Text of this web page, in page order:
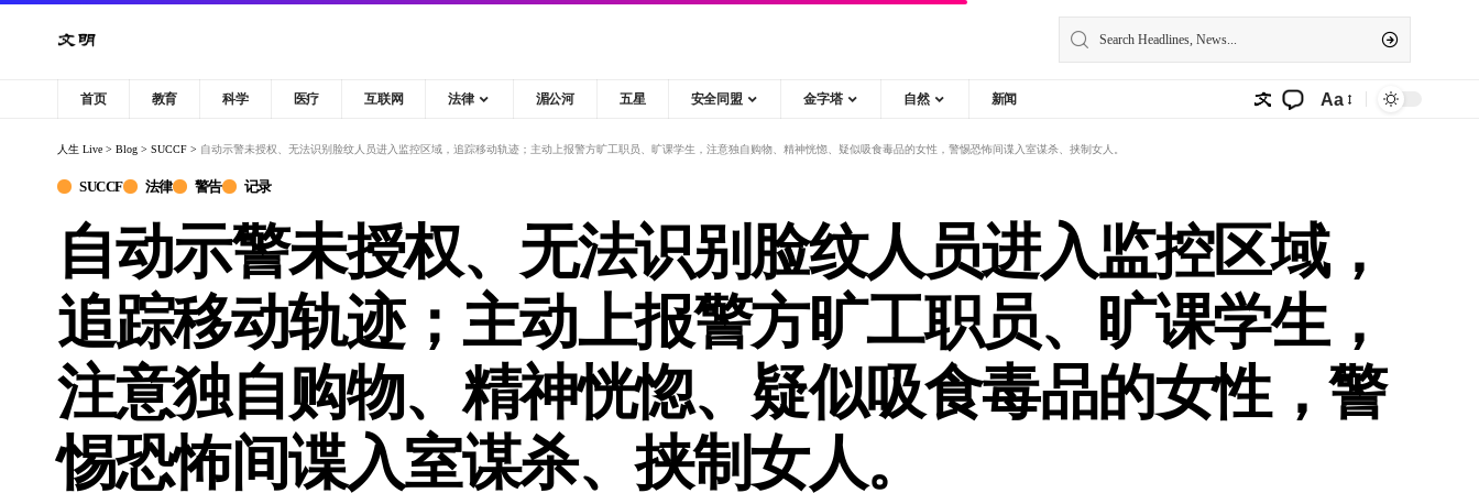
首页 教育 科学 医疗 互联网 法律 湄公河 五星 安全同盟 金字塔 自然 新闻 Aa
人生 Live > Blog > SUCCF > 自动示警未授权、无法识别脸纹人员进入监控区域，追踪移动轨迹；主动上报警方旷工职员、旷课学生，注意独自购物、精神恍惚、疑似吸食毒品的女性，警惕恐怖间谍入室谋杀、挟制女人。
SUCCF 法律 警告 记录
自动示警未授权、无法识别脸纹人员进入监控区域，
追踪移动轨迹；主动上报警方旷工职员、旷课学生，
注意独自购物、精神恍惚、疑似吸食毒品的女性，警
惕恐怖间谍入室谋杀、挟制女人。